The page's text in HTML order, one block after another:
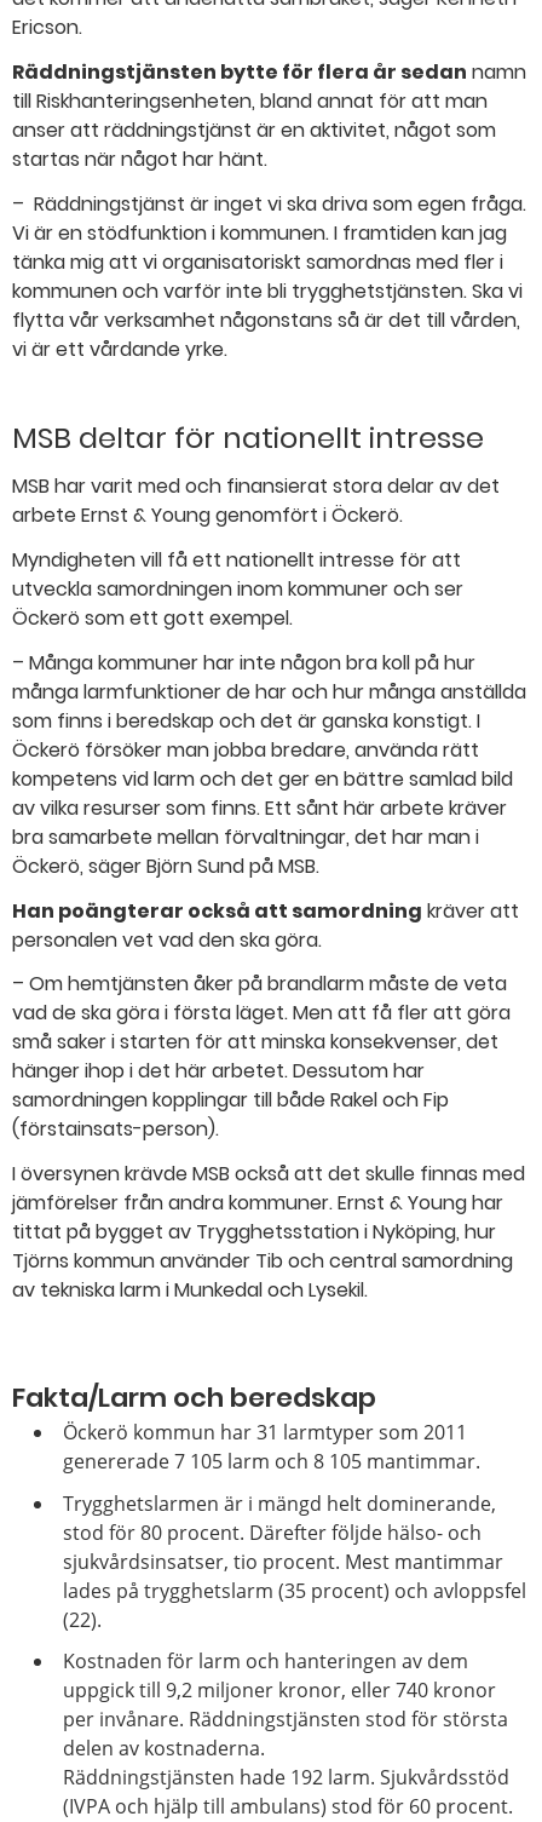
Ericson.
Räddningstjänsten bytte för flera år sedan namn
till Riskhanteringsenheten, bland annat för att man
anser att räddningstjänst är en aktivitet, något som
startas när något har hänt.
– Räddningstjänst är inget vi ska driva som egen fråga.
Vi är en stödfunktion i kommunen. I framtiden kan jag
tänka mig att vi organisatoriskt samordnas med fler i
kommunen och varför inte bli trygghetstjänsten. Ska vi
flytta vår verksamhet någonstans så är det till vården,
vi är ett vårdande yrke.
MSB deltar för nationellt intresse
MSB har varit med och finansierat stora delar av det
arbete Ernst & Young genomfört i Öckerö.
Myndigheten vill få ett nationellt intresse för att
utveckla samordningen inom kommuner och ser
Öckerö som ett gott exempel.
– Många kommuner har inte någon bra koll på hur
många larmfunktioner de har och hur många anställda
som finns i beredskap och det är ganska konstigt. I
Öckerö försöker man jobba bredare, använda rätt
kompetens vid larm och det ger en bättre samlad bild
av vilka resurser som finns. Ett sånt här arbete kräver
bra samarbete mellan förvaltningar, det har man i
Öckerö, säger Björn Sund på MSB.
Han poängterar också att samordning kräver att
personalen vet vad den ska göra.
– Om hemtjänsten åker på brandlarm måste de veta
vad de ska göra i första läget. Men att få fler att göra
små saker i starten för att minska konsekvenser, det
hänger ihop i det här arbetet. Dessutom har
samordningen kopplingar till både Rakel och Fip
(förstainsats-person).
I översynen krävde MSB också att det skulle finnas med
jämförelser från andra kommuner. Ernst & Young har
tittat på bygget av Trygghetsstation i Nyköping, hur
Tjörns kommun använder Tib och central samordning
av tekniska larm i Munkedal och Lysekil.
Fakta/Larm och beredskap
Öckerö kommun har 31 larmtyper som 2011
genererade 7 105 larm och 8 105 mantimmar.
Trygghetslarmen är i mängd helt dominerande,
stod för 80 procent. Därefter följde hälso- och
sjukvårdsinsatser, tio procent. Mest mantimmar
lades på trygghetslarm (35 procent) och avloppsfel
(22).
Kostnaden för larm och hanteringen av dem
uppgick till 9,2 miljoner kronor, eller 740 kronor
per invånare. Räddningstjänsten stod för största
delen av kostnaderna.
Räddningstjänsten hade 192 larm. Sjukvårdsstöd
(IVPA och hjälp till ambulans) stod för 60 procent.